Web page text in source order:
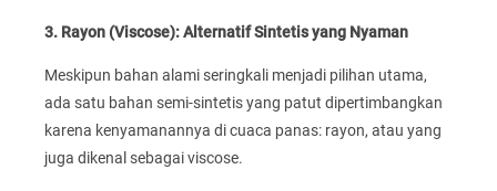
3. Rayon (Viscose): Alternatif Sintetis yang Nyaman
Meskipun bahan alami seringkali menjadi pilihan utama,
ada satu bahan semi-sintetis yang patut dipertimbangkan
karena kenyamanannya di cuaca panas: rayon, atau yang
juga dikenal sebagai viscose.